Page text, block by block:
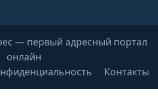
— первый адресный портал
онлайн
Контакты